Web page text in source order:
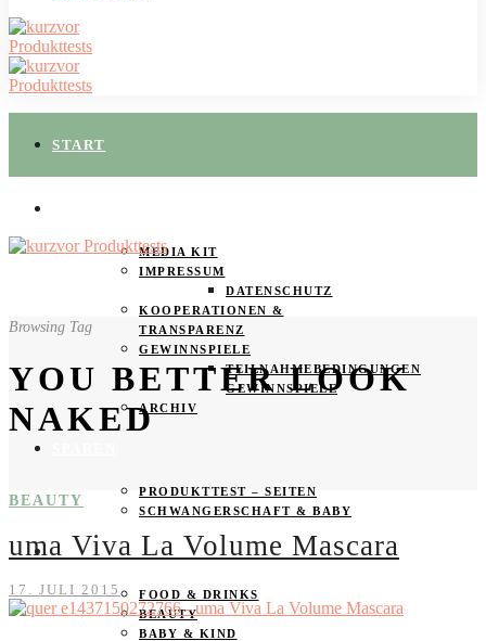
START
MEDIA KIT
IMPRESSUM
DATENSCHUTZ
KOOPERATIONEN &
TRANSPARENZ
GEWINNSPIELE
TEILNAHMEBEDINGUNGEN
GEWINNSPIELE
ARCHIV
PRODUKTTEST – SEITEN
SCHWANGERSCHAFT & BABY
PRODUKTTESTER GESUCHT
FOOD & DRINKS
BEAUTY
BABY & KIND
Browsing Tag
YOU BETTER LOOK
NAKED
BEAUTY
uma Viva La Volume Mascara
17. JULI 2015